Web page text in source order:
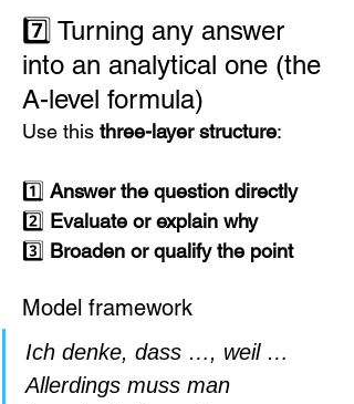
7️⃣ Turning any answer
into an analytical one (the
A-level formula)
Use this three-layer structure:
1️⃣ Answer the question directly
2️⃣ Evaluate or explain why
3️⃣ Broaden or qualify the point
Model framework
Ich denke, dass …, weil …
Allerdings muss man